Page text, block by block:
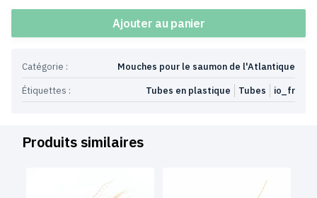
Ajouter au panier
Catégorie :
Mouches pour le saumon de l'Atlantique
Étiquettes :
io_fr
Tubes
Tubes en plastique
Produits similaires